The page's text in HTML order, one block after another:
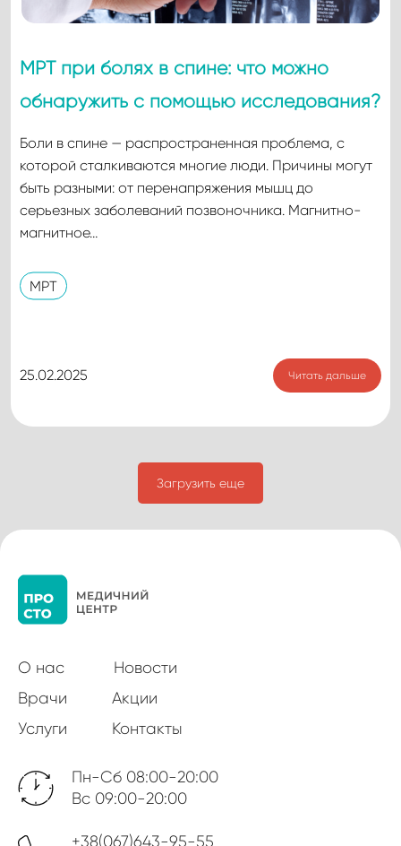
МРТ при болях в спине: что можно
обнаружить с помощью исследования?
Боли в спине — распространенная проблема, с
которой сталкиваются многие люди. Причины могут
быть разными: от перенапряжения мышц до
серьезных заболеваний позвоночника. Магнитно-
магнитное…
МРТ
25.02.2025 Читать дальше
Загрузить еще
О нас
Новости
Врачи
Акции
Услуги
Контакты
Пн-Сб 08:00-20:00
Вс 09:00-20:00
+38(067)643-95-55